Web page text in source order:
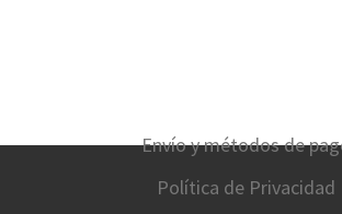
Envío y métodos de
Política de Privacidad